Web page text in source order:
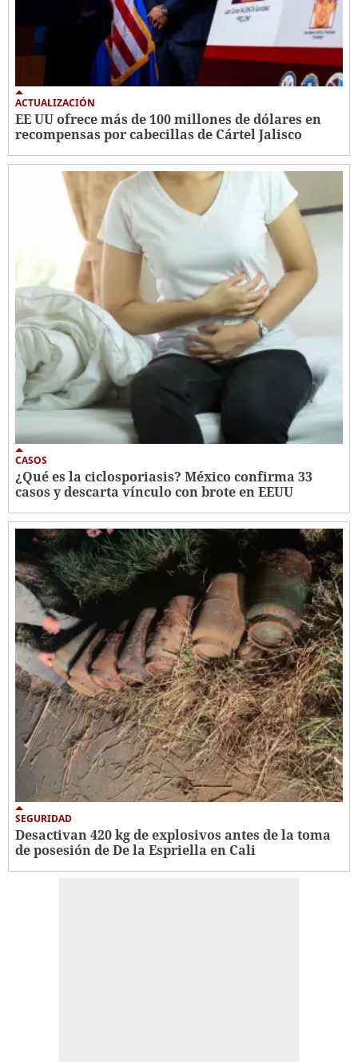
ACTUALIZACIÓN
EE UU ofrece más de 100 millones de dólares en
recompensas por cabecillas de Cártel Jalisco
CASOS
¿Qué es la ciclosporiasis? México confirma 33
casos y descarta vínculo con brote en EEUU
SEGURIDAD
Desactivan 420 kg de explosivos antes de la toma
de posesión de De la Espriella en Cali